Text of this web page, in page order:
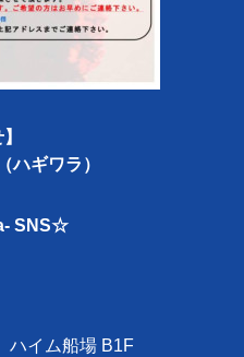
（ハギワラ）
SNS☆
ハイム船場 B1F